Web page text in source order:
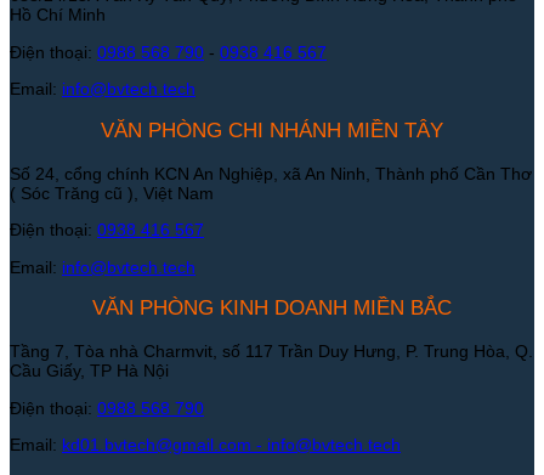
Hồ Chí Minh
Điện thoại: 0988 568 790 - 0938 416 567
Email: info@bvtech.tech
VĂN PHÒNG CHI NHÁNH MIỀN TÂY
Số 24, cổng chính KCN An Nghiệp, xã An Ninh, Thành phố Cần Thơ
( Sóc Trăng cũ ), Việt Nam
Điện thoại: 0938 416 567
Email: info@bvtech.tech
VĂN PHÒNG KINH DOANH MIỀN BẮC
Tầng 7, Tòa nhà Charmvit, số 117 Trần Duy Hưng, P. Trung Hòa, Q.
Cầu Giấy, TP Hà Nội
Điện thoại: 0988 568 790
Email: kd01.bvtech@gmail.com - info@bvtech.tech